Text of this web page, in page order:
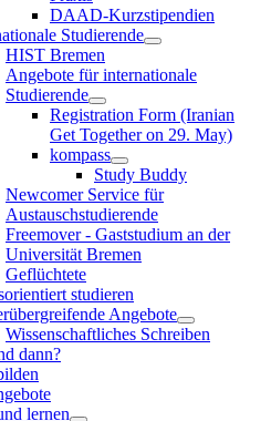
DAAD-Kurzstipendien
Studierende
HIST Bremen
Angebote für internationale
Studierende
Registration Form (Iranian
Get Together on 29. May)
kompass
Study Buddy
Newcomer Service für
Austauschstudierende
Freemover - Gaststudium an der
Universität Bremen
Geflüchtete
studieren
Angebote
Wissenschaftliches Schreiben
dann?
lernen